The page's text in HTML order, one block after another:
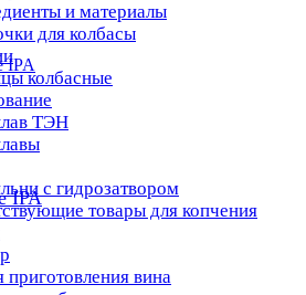
и материалы
для колбасы
колбасные
ТЭН
с гидрозатвором
товары для копчения
вина
IPA